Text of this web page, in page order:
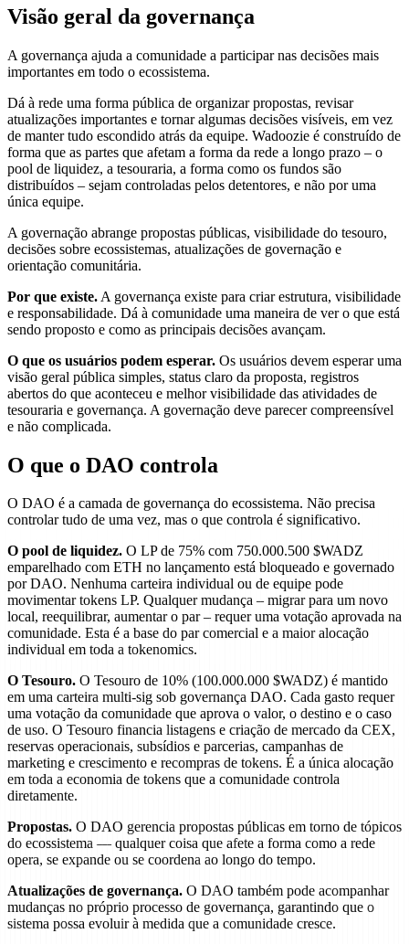
Visão geral da governança
A governança ajuda a comunidade a participar nas decisões mais
importantes em todo o ecossistema.
Dá à rede uma forma pública de organizar propostas, revisar
atualizações importantes e tornar algumas decisões visíveis, em vez
de manter tudo escondido atrás da equipe. Wadoozie é construído de
forma que as partes que afetam a forma da rede a longo prazo – o
pool de liquidez, a tesouraria, a forma como os fundos são
distribuídos – sejam controladas pelos detentores, e não por uma
única equipe.
A governação abrange propostas públicas, visibilidade do tesouro,
decisões sobre ecossistemas, atualizações de governação e
orientação comunitária.
Por que existe. A governança existe para criar estrutura, visibilidade
e responsabilidade. Dá à comunidade uma maneira de ver o que está
sendo proposto e como as principais decisões avançam.
O que os usuários podem esperar. Os usuários devem esperar uma
visão geral pública simples, status claro da proposta, registros
abertos do que aconteceu e melhor visibilidade das atividades de
tesouraria e governança. A governação deve parecer compreensível
e não complicada.
O que o DAO controla
O DAO é a camada de governança do ecossistema. Não precisa
controlar tudo de uma vez, mas o que controla é significativo.
O pool de liquidez. O LP de 75% com 750.000.500 $WADZ
emparelhado com ETH no lançamento está bloqueado e governado
por DAO. Nenhuma carteira individual ou de equipe pode
movimentar tokens LP. Qualquer mudança – migrar para um novo
local, reequilibrar, aumentar o par – requer uma votação aprovada na
comunidade. Esta é a base do par comercial e a maior alocação
individual em toda a tokenomics.
O Tesouro. O Tesouro de 10% (100.000.000 $WADZ) é mantido
em uma carteira multi-sig sob governança DAO. Cada gasto requer
uma votação da comunidade que aprova o valor, o destino e o caso
de uso. O Tesouro financia listagens e criação de mercado da CEX,
reservas operacionais, subsídios e parcerias, campanhas de
marketing e crescimento e recompras de tokens. É a única alocação
em toda a economia de tokens que a comunidade controla
diretamente.
Propostas. O DAO gerencia propostas públicas em torno de tópicos
do ecossistema — qualquer coisa que afete a forma como a rede
opera, se expande ou se coordena ao longo do tempo.
Atualizações de governança. O DAO também pode acompanhar
mudanças no próprio processo de governança, garantindo que o
sistema possa evoluir à medida que a comunidade cresce.